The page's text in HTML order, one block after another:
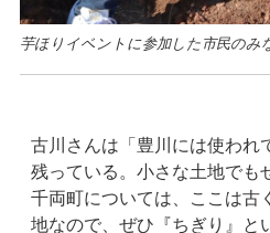
芋ほりイベントに参加した市民のみ
古川さんは「豊川には使われ
残っている。小さな土地でも
千両町については、ここは古
地なので、ぜひ『ちぎり』と